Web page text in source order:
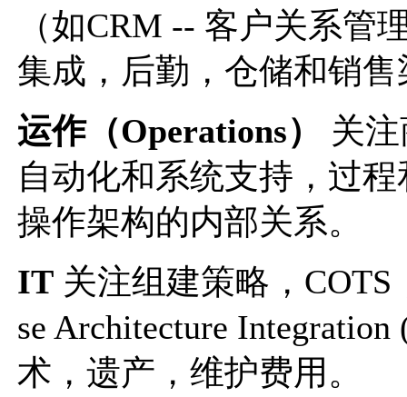
（如CRM -- 客户关系管
集成，后勤，仓储和销售
运作（Operations）
关
自动化和系统支持，过
操作架构的内部关系。
IT 关注组建策略，
se Architecture
术，遗产，维护费用。